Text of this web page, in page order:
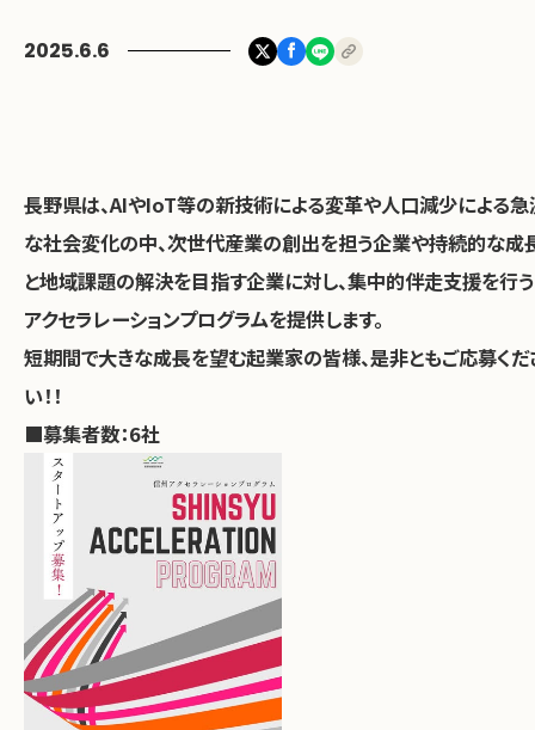
お問い合わせ
2025.6.6
長野県は、AIやIoT等の新技術による変革や人口減少による急
な社会変化の中、次世代産業の創出を担う企業や持続的な成
と地域課題の解決を目指す企業に対し、集中的伴走支援を行う
アクセラレーションプログラムを提供します。
短期間で大きな成長を望む起業家の皆様、是非ともご応募くだ
い！！
■募集者数：6社